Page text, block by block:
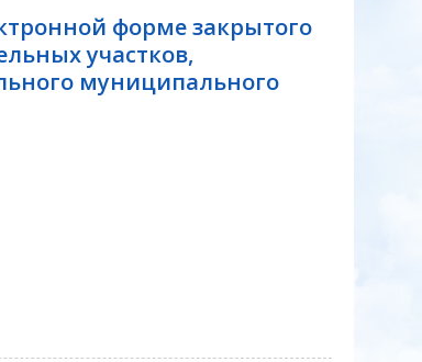
форме закрытого
участков,
муниципального